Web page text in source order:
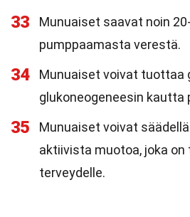
33
Munuaiset saavat noin
pumppaamasta verestä.
34
Munuaiset voivat tuottaa
glukoneogeneesin kautta
35
Munuaiset voivat
aktiivista muotoa, joka on
terveydelle.